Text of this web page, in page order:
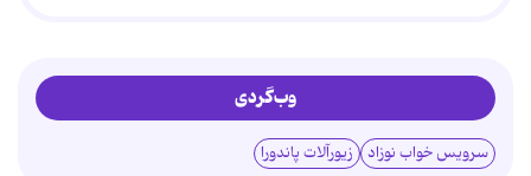
وب‌گردی
سرویس خواب نوزاد زیورآلات پاندورا